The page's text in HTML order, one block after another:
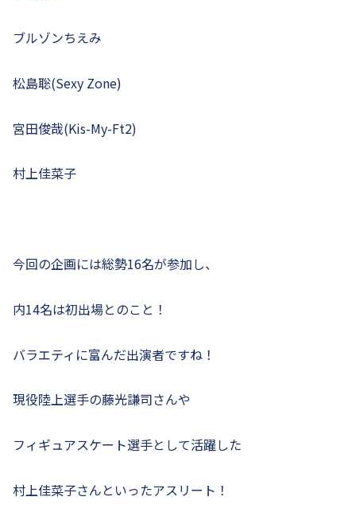
ブルゾンちえみ
松島聡(Sexy Zone)
宮田俊哉(Kis-My-Ft2)
村上佳菜子
今回の企画には総勢16名が参加し、
内14名は初出場とのこと！
バラエティに富んだ出演者ですね！
現役陸上選手の藤光謙司さんや
フィギュアスケート選手として活躍した
村上佳菜子さんといったアスリート！